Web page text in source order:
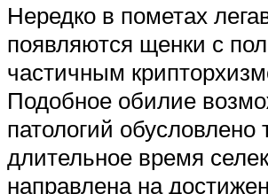
Нередко в пометах
появляются щенки с
частичным
Подобное обилие
патологий обусловлено
длительное время
направлена на